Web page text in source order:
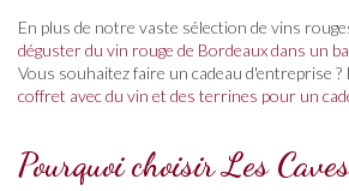
En plus de notre vaste sélection de vins
déguster du vin rouge de Bordeaux dans un
Vous souhaitez faire un cadeau d'entreprise ?
coffret avec du vin et des terrines pour un
Pourquoi choisir Les